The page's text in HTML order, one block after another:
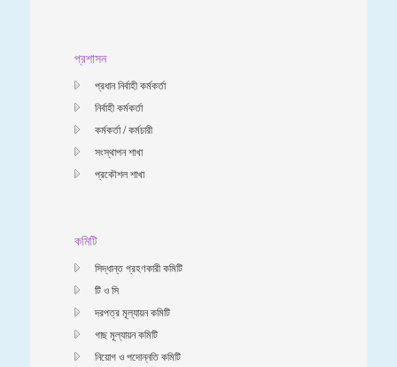
প্রশাসন
প্রধান নির্বাহী কর্মকর্তা
নির্বাহী কর্মকর্তা
কর্মকর্তা / কর্মচারী
সংস্থাপন শাখা
প্রকৌশল শাখা
কমিটি
সিদ্ধান্ত গ্রহণকারী কমিটি
টি ও সি
দরপত্র মূল্যায়ন কমিটি
গাছ মূল্যায়ন কমিটি
নিয়োগ ও পদোন্নতি কমিটি